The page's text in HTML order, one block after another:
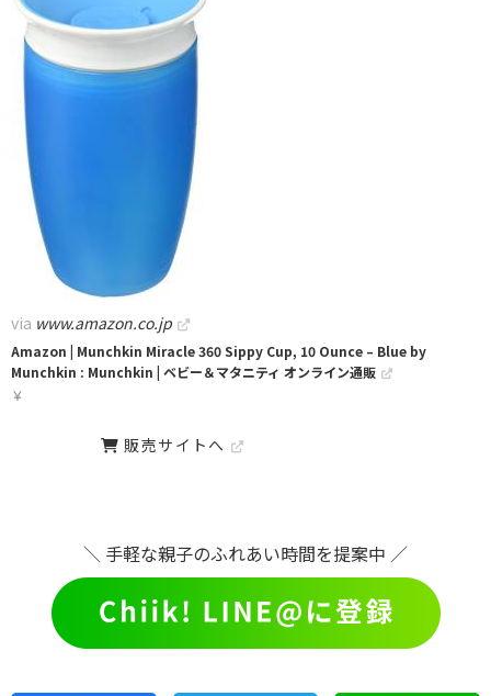
via www.amazon.co.jp
Amazon | Munchkin Miracle 360 Sippy Cup, 10 Ounce – Blue by
Munchkin : Munchkin | ベビー＆マタニティ オンライン通販
￥
販売サイトへ
＼ 手軽な親子のふれあい時間を提案中 ／